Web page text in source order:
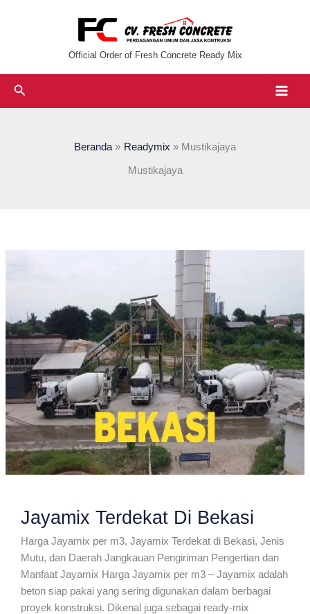
Official Order of Fresh Concrete Ready Mix
Cari
Beranda Readymix Mustikajaya
Mustikajaya
Jayamix Terdekat Di Bekasi
Harga Jayamix per m3, Jayamix Terdekat di Bekasi, Jenis
Mutu, dan Daerah Jangkauan Pengiriman Pengertian dan
Manfaat Jayamix Harga Jayamix per m3 – Jayamix adalah
beton siap pakai yang sering digunakan dalam berbagai
proyek konstruksi. Dikenal juga sebagai ready-mix